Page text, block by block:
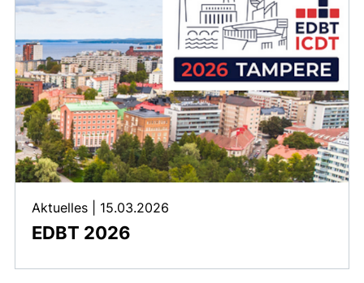
EDBT 2026
Aktuelles 15.03.2026